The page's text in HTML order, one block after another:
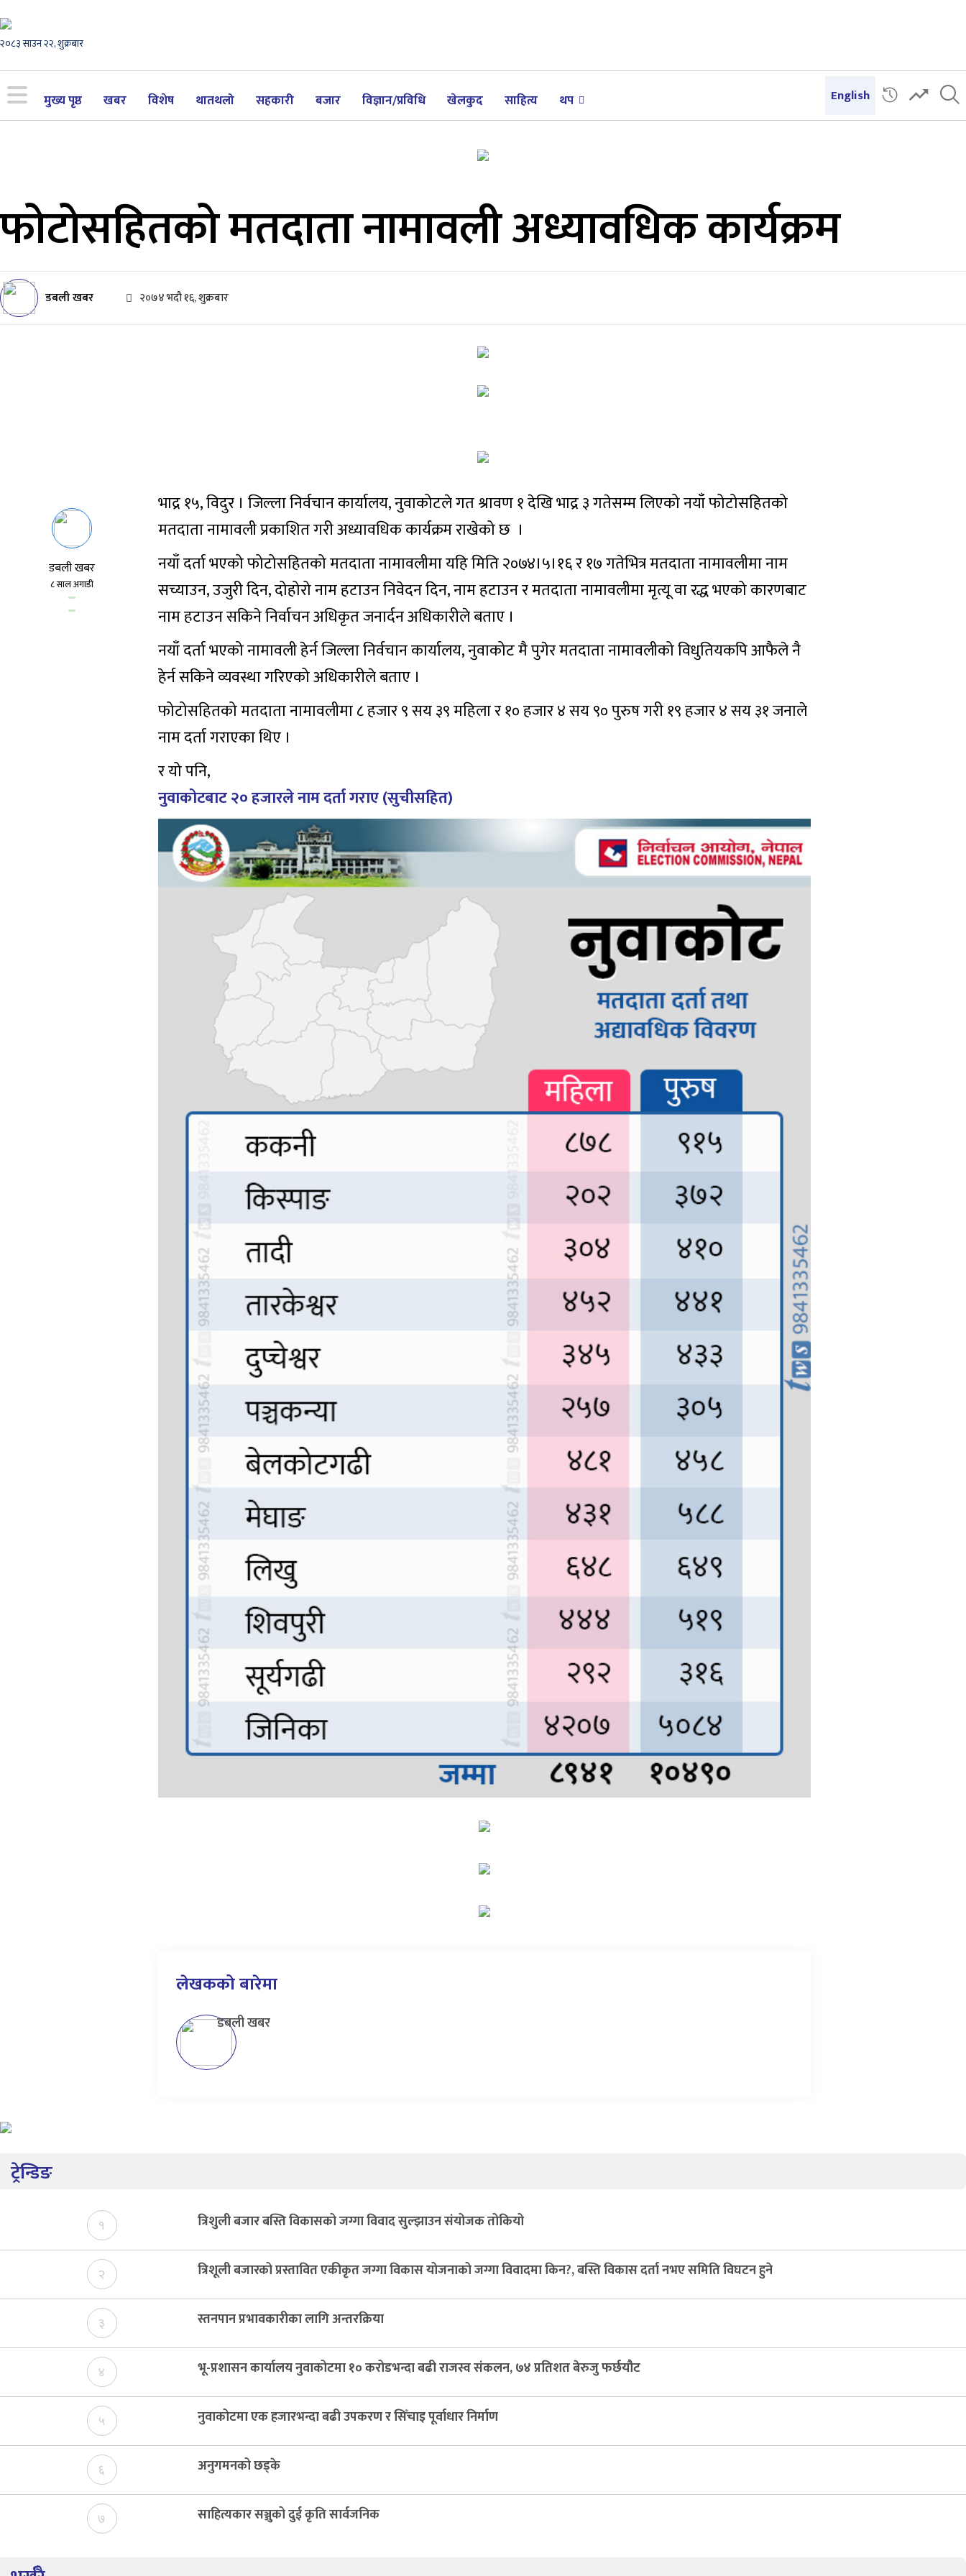
२०८३ साउन २२, शुक्रबार
मुख्य पृष्ठ खबर विशेष थातथलो सहकारी बजार विज्ञान/प्रविधि खेलकुद साहित्य थप English
फोटोसहितको मतदाता नामावली अध्यावधिक कार्यक्रम
डबली खबर २०७४ भदौ १६, शुक्रबार
डबली खबर
८ साल अगाडी
भाद्र १५, विदुर । जिल्ला निर्वचान कार्यालय, नुवाकोटले गत श्रावण १ देखि भाद्र ३ गतेसम्म लिएको नयाँ फोटोसहितको
मतदाता नामावली प्रकाशित गरी अध्यावधिक कार्यक्रम राखेको छ ।
नयाँ दर्ता भएको फोटोसहितको मतदाता नामावलीमा यहि मिति २०७४।५।१६ र १७ गतेभित्र मतदाता नामावलीमा नाम
सच्याउन, उजुरी दिन, दोहोरो नाम हटाउन निवेदन दिन, नाम हटाउन र मतदाता नामावलीमा मृत्यू वा रद्ध भएको कारणबाट
नाम हटाउन सकिने निर्वाचन अधिकृत जनार्दन अधिकारीले बताए ।
नयाँ दर्ता भएको नामावली हेर्न जिल्ला निर्वचान कार्यालय, नुवाकोट मै पुगेर मतदाता नामावलीको विधुतियकपि आफैले नै
हेर्न सकिने व्यवस्था गरिएको अधिकारीले बताए ।
फोटोसहितको मतदाता नामावलीमा ८ हजार ९ सय ३९ महिला र १० हजार ४ सय ९० पुरुष गरी १९ हजार ४ सय ३१ जनाले
नाम दर्ता गराएका थिए ।
र यो पनि,
नुवाकोटबाट २० हजारले नाम दर्ता गराए (सुचीसहित)
लेखकको बारेमा
डबली खबर
ट्रेन्डिङ
१ त्रिशुली बजार बस्ति विकासको जग्गा विवाद सुल्झाउन संयोजक तोकियो
२ त्रिशूली बजारको प्रस्तावित एकीकृत जग्गा विकास योजनाको जग्गा विवादमा किन?, बस्ति विकास दर्ता नभए समिति विघटन हुने
३ स्तनपान प्रभावकारीका लागि अन्तरक्रिया
४ भू-प्रशासन कार्यालय नुवाकोटमा १० करोडभन्दा बढी राजस्व संकलन, ७४ प्रतिशत बेरुजु फर्छयौट
५ नुवाकोटमा एक हजारभन्दा बढी उपकरण र सिँचाइ पूर्वाधार निर्माण
६ अनुगमनको छड्के
७ साहित्यकार सञ्जुको दुई कृति सार्वजनिक